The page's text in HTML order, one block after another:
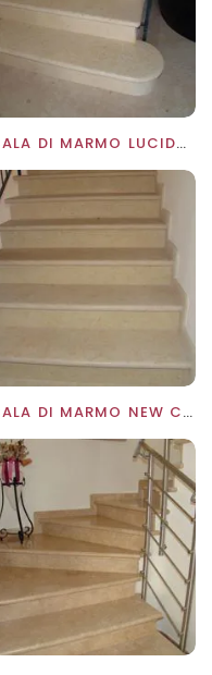
SCALA DI MARMO LUCIDO NEW CREAM
SCALA DI MARMO NEW CREAM